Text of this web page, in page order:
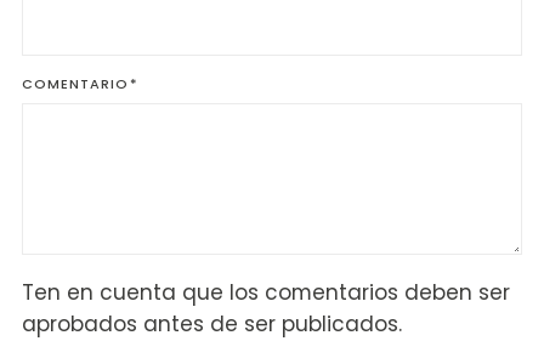
COMENTARIO *
Ten en cuenta que los comentarios deben ser
aprobados antes de ser publicados.